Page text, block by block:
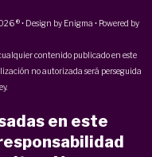
® • Design by Enigma • Powered by
contenido publicado en este
no autorizada será perseguida
en este